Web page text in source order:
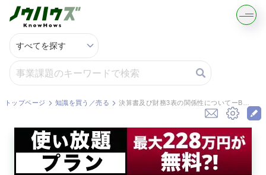
記事・コラムを読む
解決策を募集する
知識を買う／売る
契約書ひな型を探す
トップページ 知識を買う／売る